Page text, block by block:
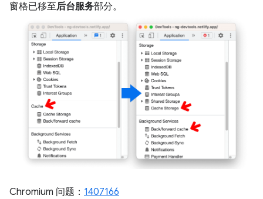
窗格已移至后台服务部分。
Chromium 问题： 1407166